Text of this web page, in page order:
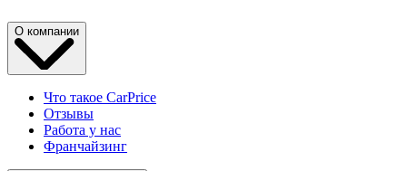
О компании
Что такое CarPrice
Отзывы
Работа у нас
Франчайзинг